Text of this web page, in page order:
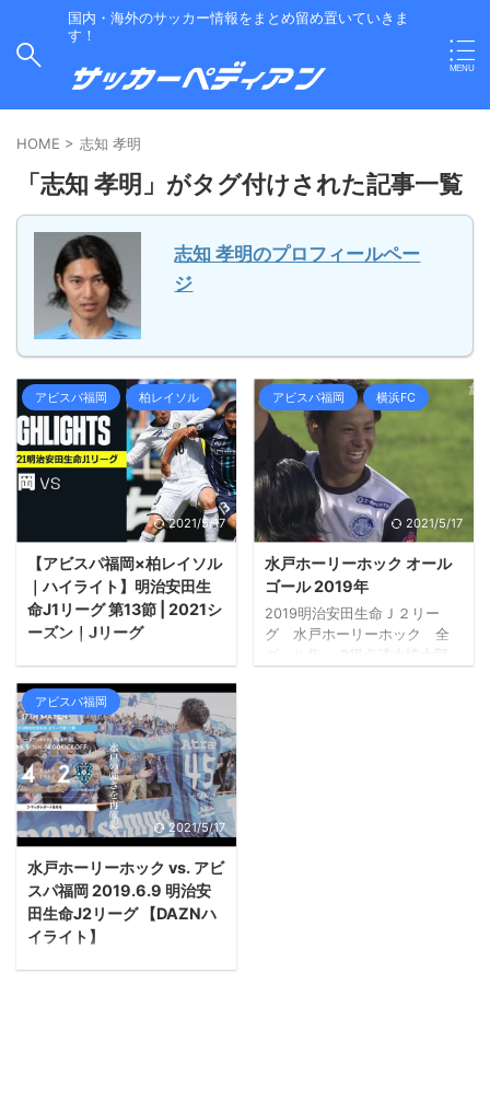
国内・海外のサッカー情報をまとめ留め置いていきま
す！
HOME > 志知 孝明
「志知 孝明」がタグ付けされた記事一覧
志知 孝明のプロフィールペー
ジ
アビスパ福岡 柏レイソル
2021/5/17
【アビスパ福岡×柏レイソル
｜ハイライト】明治安田生
命J1リーグ 第13節 | 2021シ
ーズン｜Jリーグ
アビスパ福岡 横浜FC
2021/5/17
水戸ホーリーホック オール
ゴール 2019年
2019明治安田生命Ｊ２リー
グ 水戸ホーリーホック 全
ゴール集 ・8得点清水慎太郎・
アビスパ福岡
2021/5/17
水戸ホーリーホック vs. アビ
スパ福岡 2019.6.9 明治安
田生命J2リーグ 【DAZNハ
イライト】